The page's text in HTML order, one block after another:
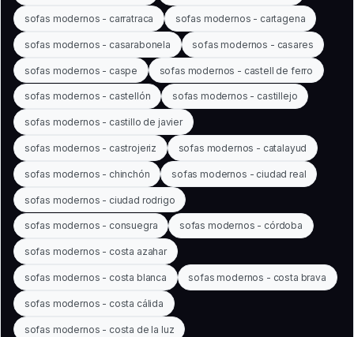
sofas modernos - carratraca sofas modernos - cartagena
sofas modernos - casarabonela sofas modernos - casares
sofas modernos - caspe sofas modernos - castell de ferro
sofas modernos - castellón sofas modernos - castillejo
sofas modernos - castillo de javier
sofas modernos - castrojeriz sofas modernos - catalayud
sofas modernos - chinchón sofas modernos - ciudad real
sofas modernos - ciudad rodrigo
sofas modernos - consuegra sofas modernos - córdoba
sofas modernos - costa azahar
sofas modernos - costa blanca sofas modernos - costa brava
sofas modernos - costa cálida
sofas modernos - costa de la luz